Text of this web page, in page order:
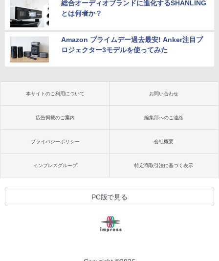
総合オーディオブランドに進化するSHANLING
とは何者か？
Amazon プライムデー過去最安! Anker注目プ
ロジェクター3モデルを使ってみた
本サイトのご利用について お問い合わせ
広告掲載のご案内 編集部へのご連絡
プライバシーポリシー 会社概要
インプレスグループ 特定商取引法に基づく表示
PC版で見る